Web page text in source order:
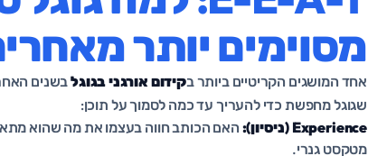
מסוימים יותר
אחד המושגים הקריטיים ביותר בקידום אורגני בגוגלבשנים
שגוגל מחפשת כדי להעריך עד כמה לסמוך על תוכן:
Experience (ניסיון):
האם הכותב חווה בעצמו את מה שהוא
מטקסט גנרי.